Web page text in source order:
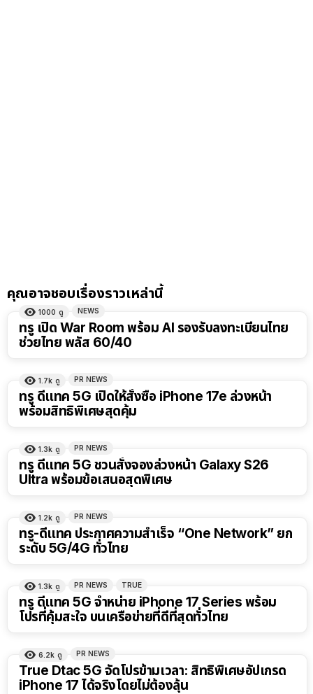
คุณอาจชอบเรื่องราวเหล่านี้
1000 ดู NEWS
ทรู เปิด War Room พร้อม AI รองรับลงทะเบียนไทย
ช่วยไทย พลัส 60/40
1.7k ดู PR NEWS
ทรู ดีแทค 5G เปิดให้สั่งซื้อ iPhone 17e ล่วงหน้า
พร้อมสิทธิพิเศษสุดคุ้ม
1.3k ดู PR NEWS
ทรู ดีแทค 5G ชวนสั่งจองล่วงหน้า Galaxy S26
Ultra พร้อมข้อเสนอสุดพิเศษ
1.2k ดู PR NEWS
ทรู-ดีแทค ประกาศความสำเร็จ “One Network” ยก
ระดับ 5G/4G ทั่วไทย
1.3k ดู PR NEWS TRUE
ทรู ดีแทค 5G จำหน่าย iPhone 17 Series พร้อม
โปรที่คุ้มสะใจ บนเครือข่ายที่ดีที่สุดทั่วไทย
6.2k ดู PR NEWS
True Dtac 5G จัดโปรข้ามเวลา: สิทธิพิเศษอัปเกรด
iPhone 17 ได้จริงโดยไม่ต้องลุ้น